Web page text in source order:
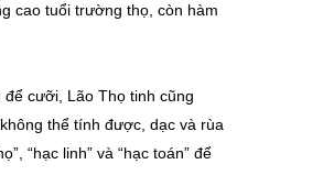
cao tuổi trường thọ, còn hàm
cưỡi, Lão Thọ tinh cũng
thể tính được, dạc và rùa
“hạc linh” và “hạc toán” để